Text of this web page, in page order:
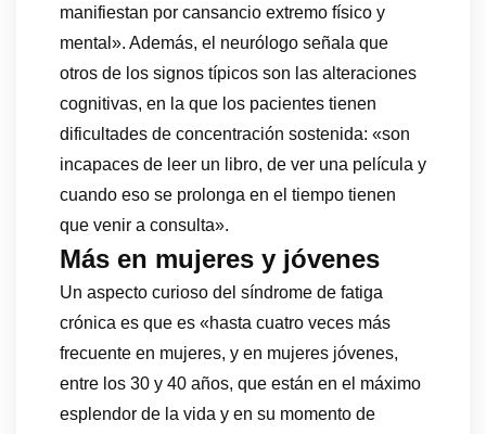
manifiestan por cansancio extremo físico y
mental». Además, el neurólogo señala que
otros de los signos típicos son las alteraciones
cognitivas, en la que los pacientes tienen
dificultades de concentración sostenida: «son
incapaces de leer un libro, de ver una película y
cuando eso se prolonga en el tiempo tienen
que venir a consulta».
Más en mujeres y jóvenes
Un aspecto curioso del síndrome de fatiga
crónica es que es «hasta cuatro veces más
frecuente en mujeres, y en mujeres jóvenes,
entre los 30 y 40 años, que están en el máximo
esplendor de la vida y en su momento de